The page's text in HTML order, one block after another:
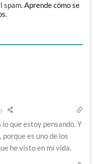
spam.Aprende cómo se
que estoy pensando. Y
es uno de los
he visto en mi vida.